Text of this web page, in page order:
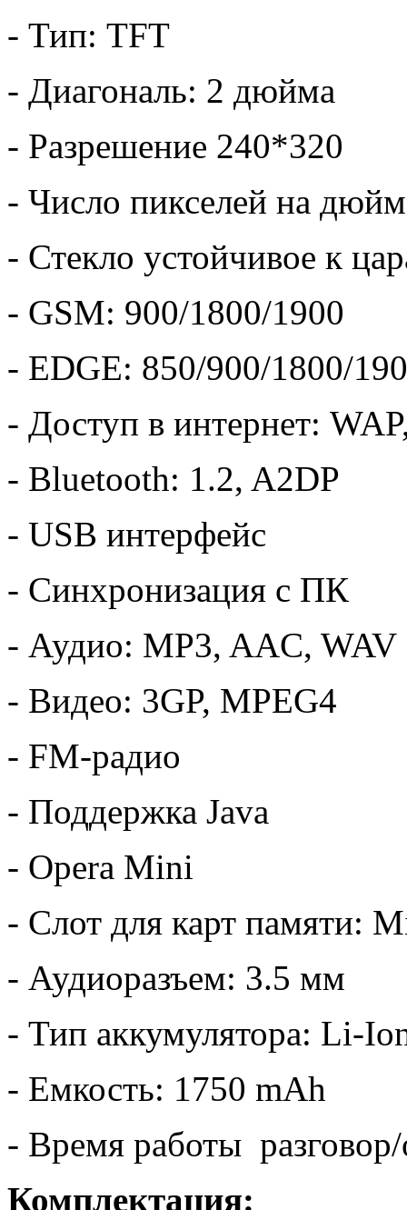
- Тип: TFT
- Диагональ: 2 дюйма
- Разрешение 240*320
- Число пикселей на
- Стекло устойчивое к
- GSM: 900/1800/1900
- EDGE: 850/900/1800/
- Доступ в интернет:
- Bluetooth: 1.2, A2DP
- USB интерфейс
- Синхронизация с ПК
- Аудио: MP3, AAC, WAV
- Видео: 3GP, MPEG4
- FM-радио
- Поддержка Java
- Opera Mini
- Слот для карт памяти:
- Аудиоразъем: 3.5 мм
- Тип аккумулятора: Li-
- Емкость: 1750 mAh
- Время работы
Комплектация: